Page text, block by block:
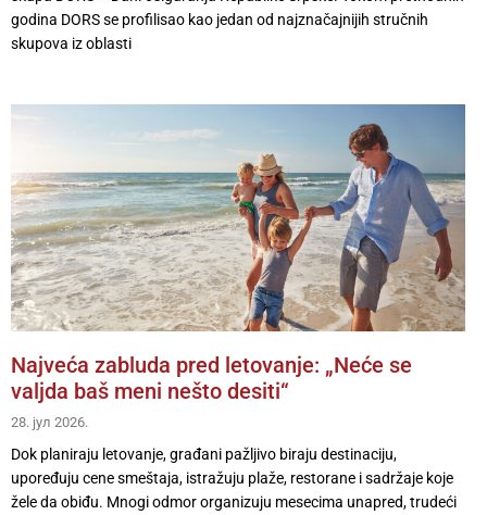
godina DORS se profilisao kao jedan od najznačajnijih stručnih
skupova iz oblasti
Najveća zabluda pred letovanje: „Neće se
valjda baš meni nešto desiti“
28. јул 2026.
Dok planiraju letovanje, građani pažljivo biraju destinaciju,
upoređuju cene smeštaja, istražuju plaže, restorane i sadržaje koje
žele da obiđu. Mnogi odmor organizuju mesecima unapred, trudeći